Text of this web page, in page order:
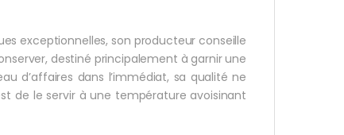
exceptionnelles, son producteur conseille
destiné principalement à garnir une
d’affaires dans l’immédiat, sa qualité ne
de le servir à une température avoisinant